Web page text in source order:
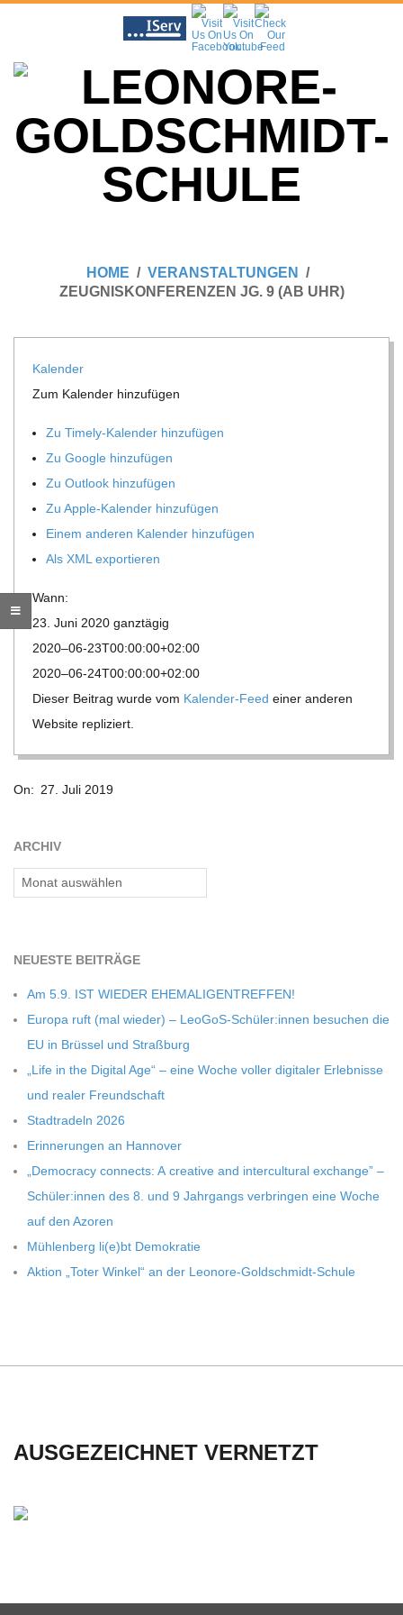
content
N
O
R
E
G
O
L
D
S
C
H
M
I
D
T
-
S
C
H
E
HOME
VERANSTALTUNGEN
ZEUGNISKONFERENZEN JG. 9 (AB UHR)
Kalen­der
Zum Kalen­der hinzufügen
Zu Timely-Kalen­der hinzufügen
Zu Google hinzufügen
Zu Out­look hinzufügen
Zu Apple-Kalen­der hinzufügen
Einem ande­ren Kalen­der hinzufügen
Als XML exportieren
Wann:
23. Juni 2020 ganz­tä­gig
2020–06-23T00:00:00+02:00
2020–06-24T00:00:00+02:00
Die­ser Bei­trag wurde vom Kalen­der-Feed einer ande­ren
Web­site repliziert.
07-
On: 27. Juli 2019
ARCHIV
Archiv
NEU­ESTE BEITRÄGE
Am 5.9. IST WIEDER EHEMALIGENTREFFEN!
Europa ruft (mal wie­der) – LeoGoS-Schüler:innen besu­chen die
EU in Brüs­sel und Straßburg
„Life in the Digi­tal Age“ – eine Woche vol­ler digi­ta­ler Erleb­nisse
und rea­ler Freundschaft
Stadt­ra­deln 2026
Erin­ne­run­gen an Hannover
„Demo­cracy con­nects: A crea­tive and inter­cul­tu­ral exch­ange” –
Schüler:innen des 8. und 9 Jahr­gangs ver­brin­gen eine Woche
auf den Azoren
Müh­len­berg li(e)bt Demokratie
Aktion „Toter Win­kel“ an der Leonore-Goldschmidt-Schule
AUSGEZEICHNET VERNETZT